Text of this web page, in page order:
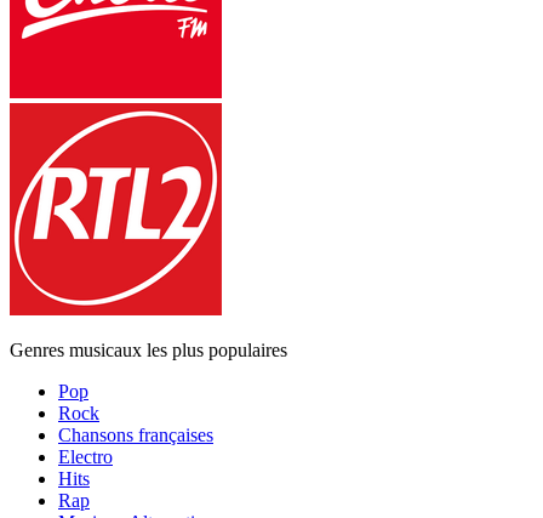
Genres musicaux les plus populaires
Pop
Rock
Chansons françaises
Electro
Hits
Rap